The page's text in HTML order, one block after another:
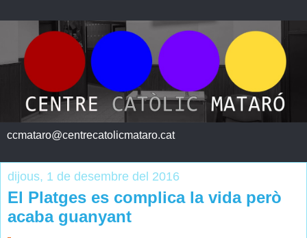
ccmataro@centrecatolicmataro.cat
dijous, 1 de desembre del 2016
El Platges es complica la vida però
acaba guanyant